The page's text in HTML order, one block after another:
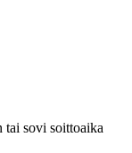
tai sovi soittoaika